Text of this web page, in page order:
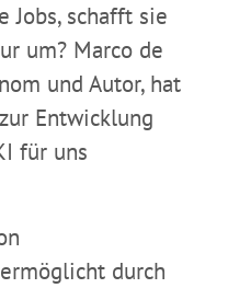
Jobs, schafft sie
um? Marco de
und Autor, hat
Entwicklung
für uns
durch